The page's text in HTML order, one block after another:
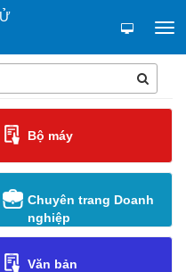
Bộ máy
Chuyên trang Doanh
nghiệp
Văn bản